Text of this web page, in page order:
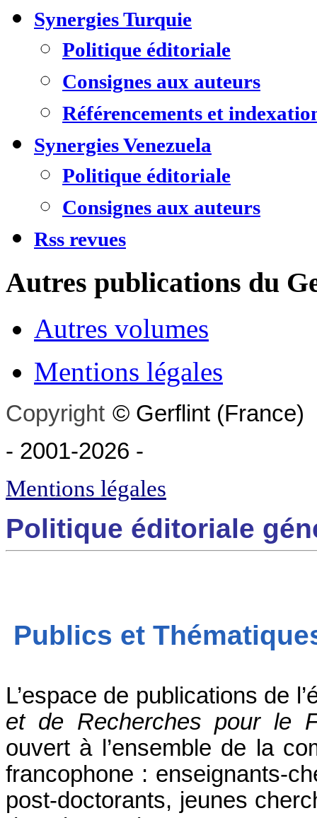
Synergies Turquie
Politique éditoriale
Consignes aux auteurs
Référencements et
Synergies Venezuela
Politique éditoriale
Consignes aux auteurs
Rss revues
Autres publications du
Autres volumes
Mentions légales
Copyright © Gerflint (France)
- 2001-2026 -
Mentions légales
Politique éditoriale
Publics et
L’espace de publications de
et de Recherches pour le
ouvert à l’ensemble de la
francophone : enseignants-
post-doctorants, jeunes